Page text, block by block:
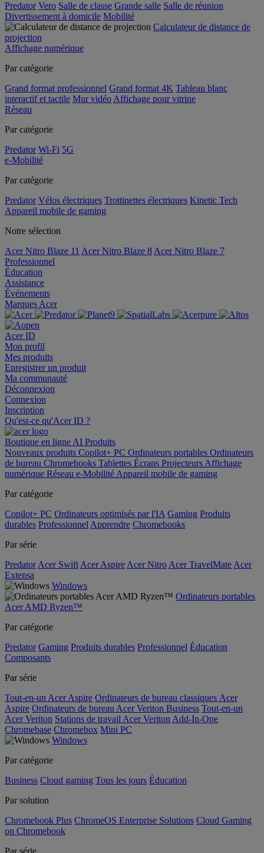
Predator Vero Salle de classe Grande salle Salle de réunion
Divertissement à domicile Mobilité
Calculateur de distance de
projection
Affichage numérique
Par catégorie
Grand format professionnel Grand format 4K Tableau blanc
interactif et tactile Mur vidéo Affichage pour vitrine
Réseau
Par catégorie
Predator Wi-Fi 5G
e-Mobilité
Par catégorie
Predator Vélos électriques Trottinettes électriques Kinetic Tech
Appareil mobile de gaming
Notre sélection
Acer Nitro Blaze 11 Acer Nitro Blaze 8 Acer Nitro Blaze 7
Professionnel
Éducation
Assistance
Événements
Marques Acer
Acer ID
Mon profil
Mes produits
Enregistrer un produit
Ma communauté
Déconnexion
Connexion
Inscription
Qu'est-ce qu'Acer ID ?
Boutique en ligne AI Produits
Nouveaux produits Copilot+ PC Ordinateurs portables Ordinateurs
de bureau Chromebooks Tablettes Écrans Projecteurs Affichage
numérique Réseau e-Mobilité Appareil mobile de gaming
Par catégorie
Copilot+ PC Ordinateurs optimisés par l'IA Gaming Produits
durables Professionnel Apprendre Chromebooks
Par série
Predator Acer Swift Acer Aspire Acer Nitro Acer TravelMate Acer
Extensa
Windows
Ordinateurs portables
Acer AMD Ryzen™
Par catégorie
Predator Gaming Produits durables Professionnel Éducation
Composants
Par série
Tout-en-un Acer Aspire Ordinateurs de bureau classiques Acer
Aspire Ordinateurs de bureau Acer Veriton Business Tout-en-un
Acer Veriton Stations de travail Acer Veriton Add-In-One
Chromebase Chromebox Mini PC
Windows
Par catégorie
Business Cloud gaming Tous les jours Éducation
Par solution
Chromebook Plus ChromeOS Enterprise Solutions Cloud Gaming
on Chromebook
Par série